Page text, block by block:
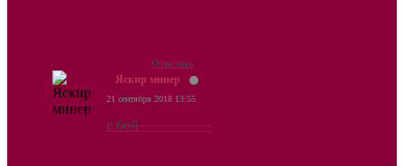
Ответить
Яскир минер
21 сентября 2018 13:55
е бой